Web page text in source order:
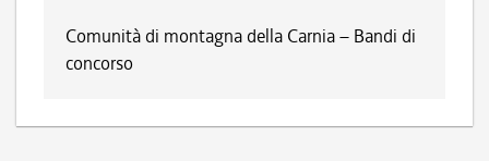
Comunità di montagna della Carnia – Bandi di
concorso